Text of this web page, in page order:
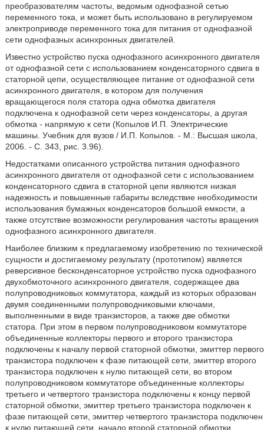
преобразователям частоты, ведомым однофазной сетью
переменного тока, и может быть использовано в регулируемом
электроприводе переменного тока для питания от однофазной
сети однофазных асинхронных двигателей.
Известно устройство пуска однофазного асинхронного двигателя
от однофазной сети с использованием конденсаторного сдвига в
статорной цепи, осуществляющее питание от однофазной сети
асинхронного двигателя, в котором для получения
вращающегося поля статора одна обмотка двигателя
подключена к однофазной сети через конденсаторы, а другая
обмотка - напрямую к сети (Копылов И.П. Электрические
машины. Учебник для вузов / И.П. Копылов. - М.: Высшая школа,
2006. - С. 343, рис. 3.96).
Недостатками описанного устройства питания однофазного
асинхронного двигателя от однофазной сети с использованием
конденсаторного сдвига в статорной цепи являются низкая
надежность и повышенные габариты вследствие необходимости
использования бумажных конденсаторов большой емкости, а
также отсутствие возможности регулирования частоты вращения
однофазного асинхронного двигателя.
Наиболее близким к предлагаемому изобретению по технической
сущности и достигаемому результату (прототипом) является
реверсивное бесконденсаторное устройство пуска однофазного
двухобмоточного асинхронного двигателя, содержащее два
полупроводниковых коммутатора, каждый из которых образован
двумя соединенными полупроводниковыми ключами,
выполненными в виде транзисторов, а также две обмотки
статора. При этом в первом полупроводниковом коммутаторе
объединенные коллекторы первого и второго транзистора
подключены к началу первой статорной обмотки, эмиттер первого
транзистора подключен к фазе питающей сети, эмиттер второго
транзистора подключен к нулю питающей сети, во втором
полупроводниковом коммутаторе объединенные коллекторы
третьего и четвертого транзистора подключены к концу первой
статорной обмотки, эмиттер третьего транзистора подключен к
фазе питающей сети, эмиттер четвертого транзистора подключен
к нулю питающей сети, начало второй статорной обмотки